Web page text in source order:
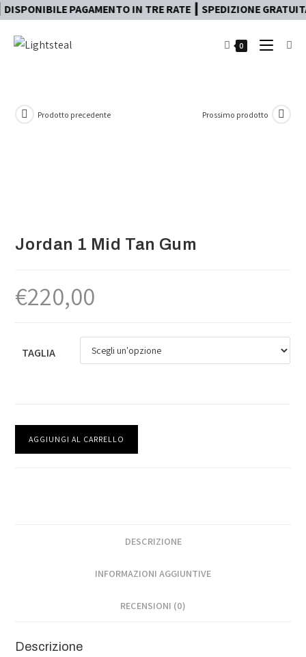
PAGAMENTO IN TRE RATE ┃ SPEDIZIONE
0
Prodotto precedente Prossimo prodotto
Jordan 1 Mid Tan Gum
€220,00
TAGLIA
AGGIUNGI AL CARRELLO
DESCRIZIONE
INFORMAZIONI AGGIUNTIVE
RECENSIONI (0)
Descrizione